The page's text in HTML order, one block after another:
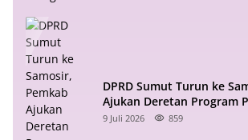
DPRD Sumut Turun ke
Ajukan Deretan Program
Saja?
9 Juli 2026 859